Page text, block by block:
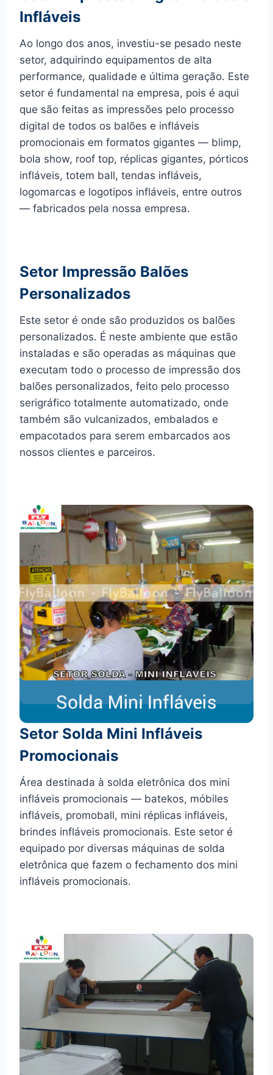
Infláveis
Ao longo dos anos, investiu-se pesado neste
setor, adquirindo equipamentos de alta
performance, qualidade e última geração. Este
setor é fundamental na empresa, pois é aqui
que são feitas as impressões pelo processo
digital de todos os balões e infláveis
promocionais em formatos gigantes — blimp,
bola show, roof top, réplicas gigantes, pórticos
infláveis, totem ball, tendas infláveis,
logomarcas e logotipos infláveis, entre outros
— fabricados pela nossa empresa.
Setor Impressão Balões
Personalizados
Este setor é onde são produzidos os balões
personalizados. É neste ambiente que estão
instaladas e são operadas as máquinas que
executam todo o processo de impressão dos
balões personalizados, feito pelo processo
serigráfico totalmente automatizado, onde
também são vulcanizados, embalados e
empacotados para serem embarcados aos
nossos clientes e parceiros.
Setor Solda Mini Infláveis
Promocionais
Área destinada à solda eletrônica dos mini
infláveis promocionais — batekos, móbiles
infláveis, promoball, mini réplicas infláveis,
brindes infláveis promocionais. Este setor é
equipado por diversas máquinas de solda
eletrônica que fazem o fechamento dos mini
infláveis promocionais.